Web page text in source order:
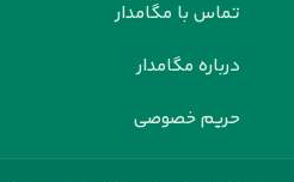
تماس با مگامدار
درباره مگامدار
حریم خصوصی